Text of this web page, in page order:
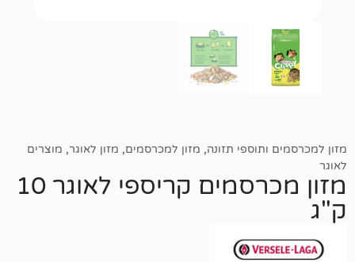
תזונה,מזון למכרסמים,מזון לאוגר,מוצרים
מזון מכרסמים קריספי לאוגר 10